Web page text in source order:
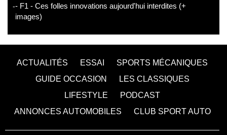
- F1 - Ces folles innovations aujourd'hui interdites (+
images)
ACTUALITÉS ESSAI
SPORTS MÉCANIQUES
GUIDE OCCASION
LES CLASSIQUES
LIFESTYLE
PODCAST
ANNONCES AUTOMOBILES
CLUB SPORT AUTO